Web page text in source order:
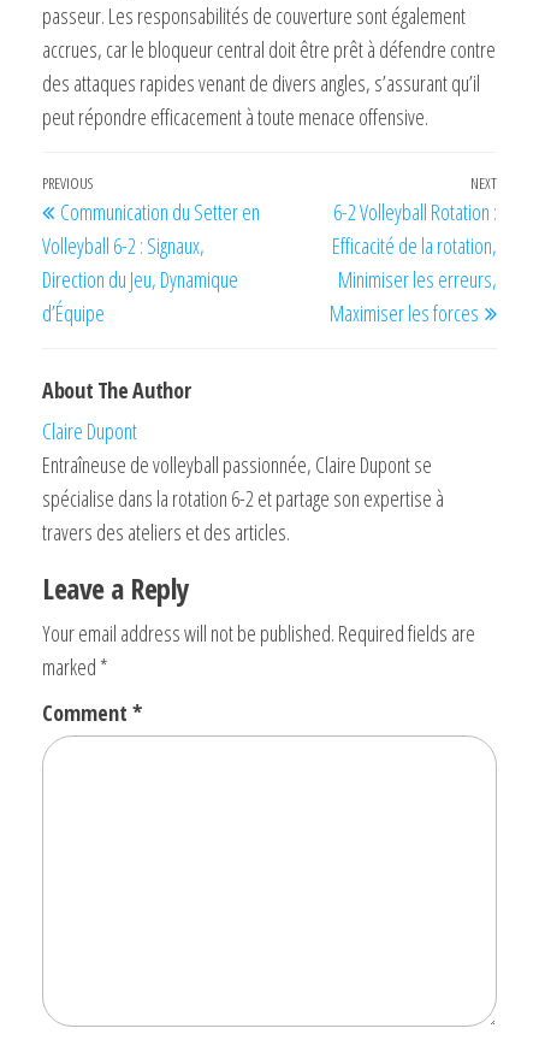
passeur. Les responsabilités de couverture sont également
accrues, car le bloqueur central doit être prêt à défendre contre
des attaques rapides venant de divers angles, s’assurant qu’il
peut répondre efficacement à toute menace offensive.
Post
navigation
Previous
Post
PREVIOUS
Communication du Setter en
Volleyball 6-2 : Signaux,
Direction du Jeu, Dynamique
d’Équipe
Next
NEXT
6-2 Volleyball Rotation :
Efficacité de la rotation,
Minimiser les erreurs,
Maximiser les forces
About The Author
Claire Dupont
Entraîneuse de volleyball passionnée, Claire Dupont se
spécialise dans la rotation 6-2 et partage son expertise à
travers des ateliers et des articles.
Leave a Reply
Your email address will not be published. Required fields are
marked *
Comment *